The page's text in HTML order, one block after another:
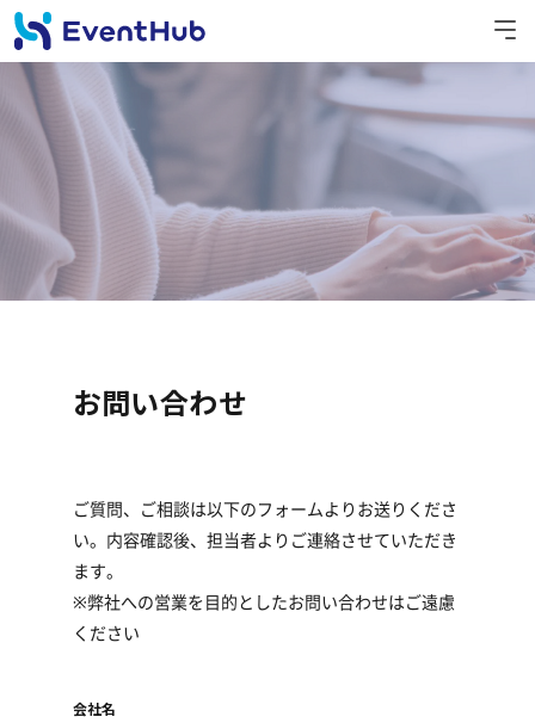
お問い合わせ
ご質問、ご相談は以下のフォームよりお送りくださ
い。内容確認後、担当者よりご連絡させていただき
ます。
※弊社への営業を目的としたお問い合わせはご遠慮
ください
*
会社名